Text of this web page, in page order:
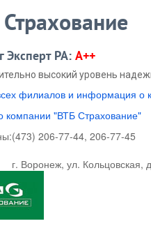
Эксперт РА: A++
высокий уровень
филиалов и информация о
компании "ВТБ Страхование"
(473) 206-77-44, 206-77-45
г. Воронеж, ул. Кольцовская,